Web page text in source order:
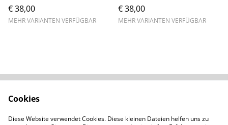
€ 38,00
MEHR VARIANTEN VERFÜGBAR
€ 38,00
MEHR VARIANTEN VERFÜGBAR
Kontaktieren Sie uns
Datenschutzbestimm
Cookie-Richtlinie
Cookies
Diese Website verwendet Cookies. Diese kleinen Dateien helfen uns zu